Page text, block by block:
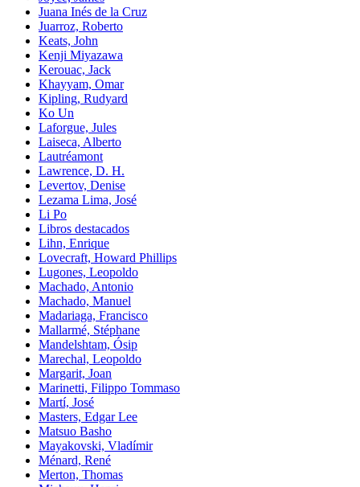
Juana Inés de la Cruz
Juarroz, Roberto
Keats, John
Kenji Miyazawa
Kerouac, Jack
Khayyam, Omar
Kipling, Rudyard
Ko Un
Laforgue, Jules
Laiseca, Alberto
Lautréamont
Lawrence, D. H.
Levertov, Denise
Lezama Lima, José
Li Po
Libros destacados
Lihn, Enrique
Lovecraft, Howard Phillips
Lugones, Leopoldo
Machado, Antonio
Machado, Manuel
Madariaga, Francisco
Mallarmé, Stéphane
Mandelshtam, Ósip
Marechal, Leopoldo
Margarit, Joan
Marinetti, Filippo Tommaso
Martí, José
Masters, Edgar Lee
Matsuo Basho
Mayakovski, Vladímir
Ménard, René
Merton, Thomas